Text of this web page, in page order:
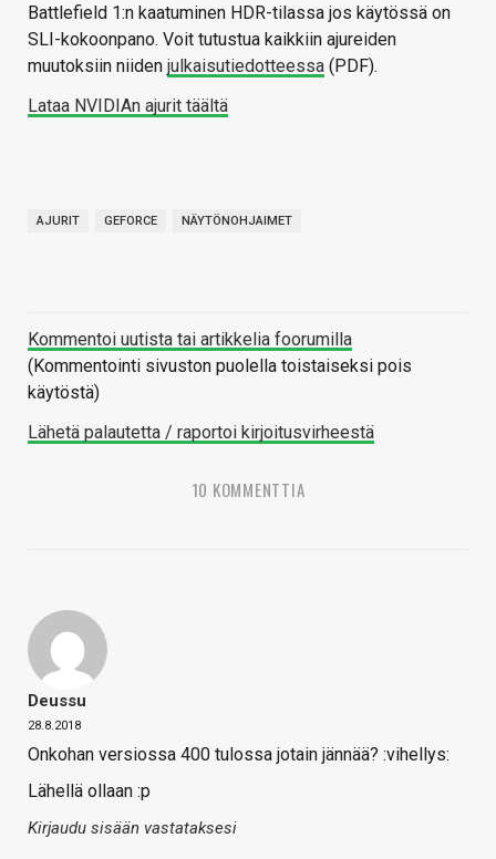
Battlefield 1:n kaatuminen HDR-tilassa jos käytössä on
SLI-kokoonpano. Voit tutustua kaikkiin ajureiden
muutoksiin niiden julkaisutiedotteessa (PDF).
Lataa NVIDIAn ajurit täältä
AJURIT GEFORCE NÄYTÖNOHJAIMET
Kommentoi uutista tai artikkelia foorumilla
(Kommentointi sivuston puolella toistaiseksi pois
käytöstä)
Lähetä palautetta / raportoi kirjoitusvirheestä
10 KOMMENTTIA
Deussu
28.8.2018
Onkohan versiossa 400 tulossa jotain jännää? :vihellys:
Lähellä ollaan :p
Kirjaudu sisään vastataksesi